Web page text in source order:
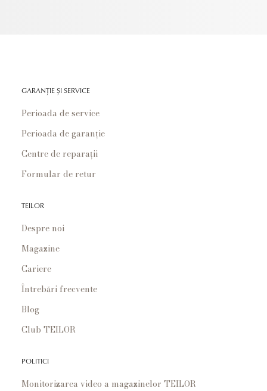
GARANȚIE ȘI SERVICE
Perioada de service
Perioada de garanție
Centre de reparații
Formular de retur
TEILOR
Despre noi
Magazine
Cariere
Întrebări frecvente
Blog
Club TEILOR
POLITICI
Monitorizarea video a magazinelor TEILOR